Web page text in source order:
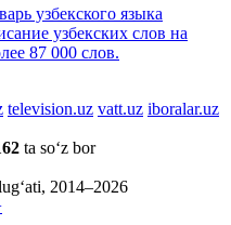
узбекского языка
узбекских слов на
87 000 слов.
television.uz vatt.uz iboralar.uz
ta so‘z bor
2014–2026